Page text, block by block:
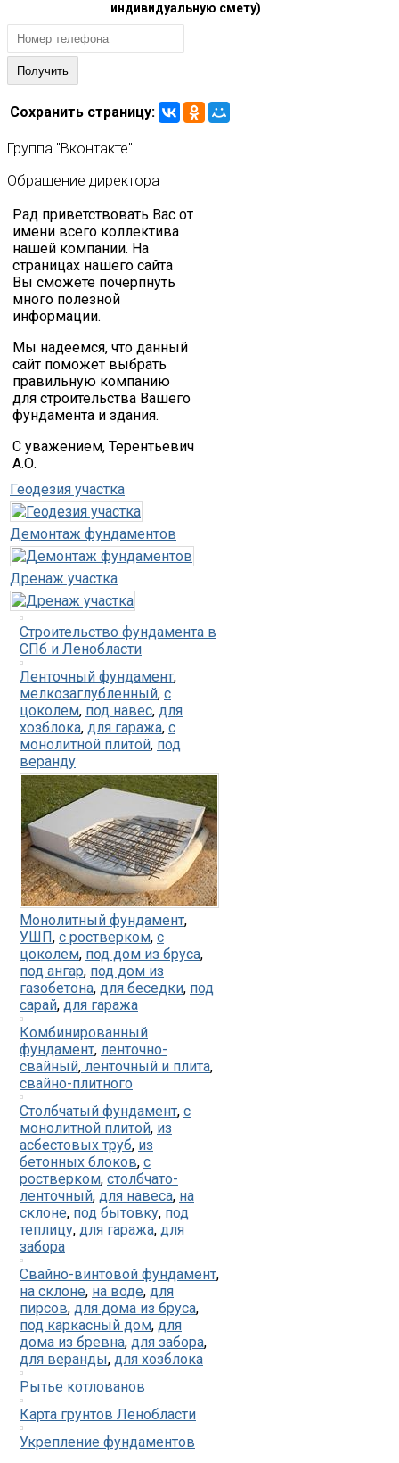
индивидуальную смету)
Сохранить страницу:
Группа "Вконтакте"
Обращение директора
Рад приветствовать Вас от
имени всего коллектива
нашей компании. На
страницах нашего сайта
Вы сможете почерпнуть
много полезной
информации.
Мы надеемся, что данный
сайт поможет выбрать
правильную компанию
для строительства Вашего
фундамента и здания.
С уважением, Терентьевич
А.О.
Геодезия участка
Демонтаж фундаментов
Дренаж участка
Строительство фундамента в
СПб и Ленобласти
Ленточный фундамент,
мелкозаглубленный, с
цоколем, под навес, для
хозблока, для гаража, с
монолитной плитой, под
веранду
Монолитный фундамент,
УШП, с ростверком, с
цоколем, под дом из бруса,
под ангар, под дом из
газобетона, для беседки, под
сарай, для гаража
Комбинированный
фундамент, ленточно-
свайный, ленточный и плита,
свайно-плитного
Столбчатый фундамент, с
монолитной плитой, из
асбестовых труб, из
бетонных блоков, с
ростверком, столбчато-
ленточный, для навеса, на
склоне, под бытовку, под
теплицу, для гаража, для
забора
Свайно-винтовой фундамент,
на склоне, на воде, для
пирсов, для дома из бруса,
под каркасный дом, для
дома из бревна, для забора,
для веранды, для хозблока
Рытье котлованов
Карта грунтов Ленобласти
Укрепление фундаментов